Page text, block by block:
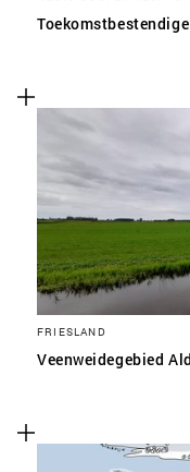
FRIESLAND
Veenweidegebied